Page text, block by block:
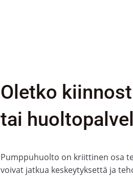
Oletko
tai
Pumppuhuolto on kriittinen osa
voivat jatkua keskeytyksettä ja